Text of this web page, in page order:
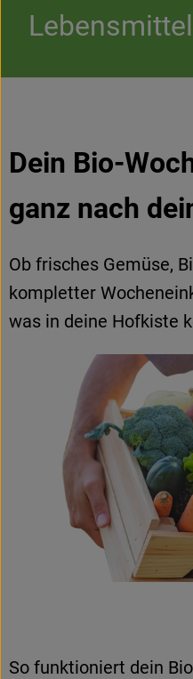
Kühltheke
TrinkBar
NonFood & Saaten
So geht’s
Hofladen
Dein Bio-
ganz nach
Ob frisches Gemüse,
kompletter
was in deine Hofkiste
So funktioniert dein